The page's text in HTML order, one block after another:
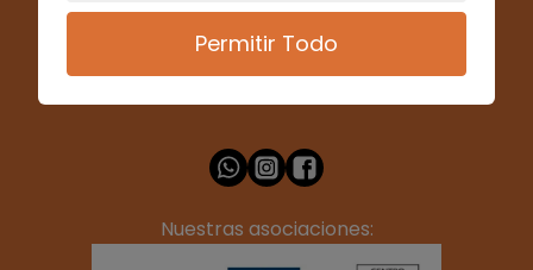
info@desguacesfelix.es
Nuestras asociaciones:
Permitir Todo